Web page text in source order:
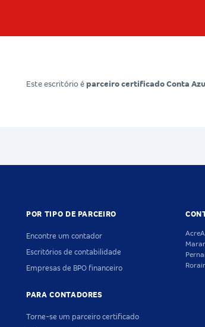
Este escritório é parceiro certificado Conta Azul
POR TIPO DE PARCEIRO
Encontre um contador
Escritórios de contabilidade
Empresas de BPO financeiro
PARA CONTADORES
Torne-se um parceiro certificado
Acre